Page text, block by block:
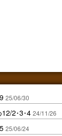
25/06/30
2･3･4 24/11/26
25/06/24